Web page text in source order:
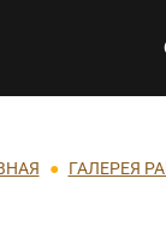
ГАЛЕРЕЯ